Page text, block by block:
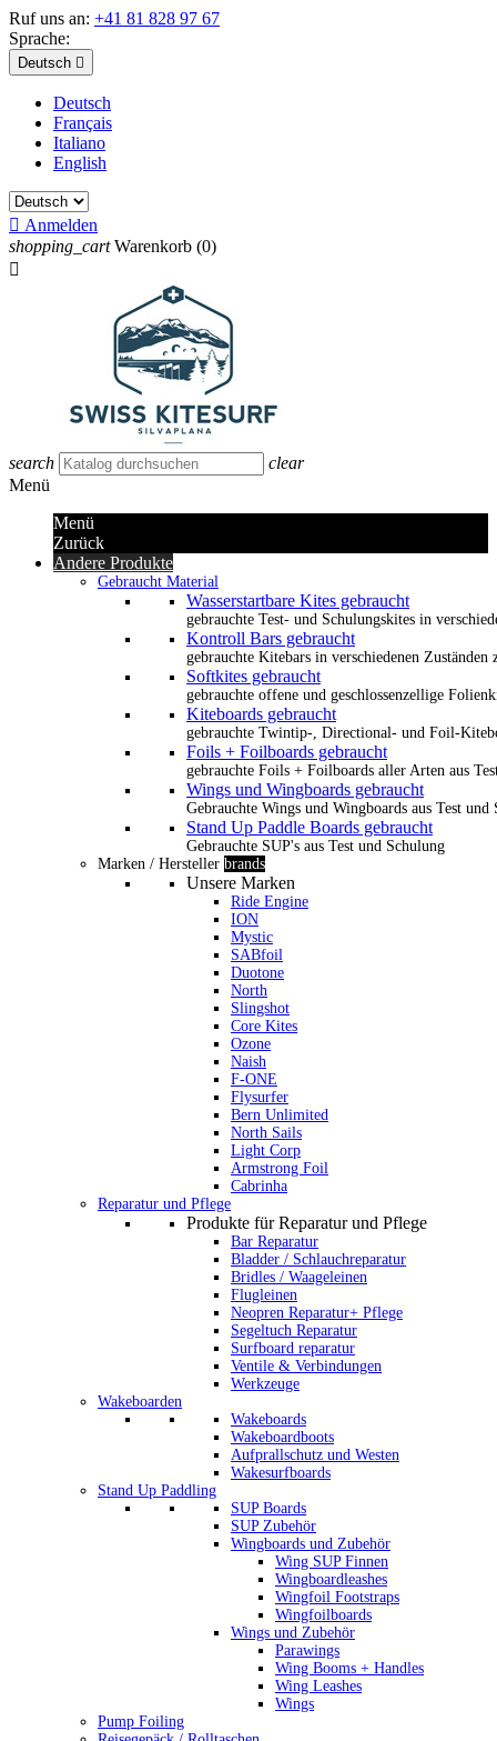
Ruf uns an: +41 81 828 97 67
Sprache:
Deutsch 
Deutsch
Français
Italiano
English
 Anmelden
shopping_cart Warenkorb (0)

search
clear
Menü
Menü
Zurück
Andere Produkte
Gebraucht Material
Wasserstartbare Kites gebraucht
gebrauchte Test- und Schulungskites in
Kontroll Bars gebraucht
gebrauchte Kitebars in verschiedenen Zuständen
Softkites gebraucht
gebrauchte offene und geschlossenzellige
Kiteboards gebraucht
gebrauchte Twintip-, Directional- und Foil-
Foils + Foilboards gebraucht
gebrauchte Foils + Foilboards aller Arten aus
Wings und Wingboards gebraucht
Gebrauchte Wings und Wingboards aus Test und
Stand Up Paddle Boards gebraucht
Gebrauchte SUP's aus Test und Schulung
Marken / Hersteller brands
Unsere Marken
Ride Engine
ION
Mystic
SABfoil
Duotone
North
Slingshot
Core Kites
Ozone
Naish
F-ONE
Flysurfer
Bern Unlimited
North Sails
Light Corp
Armstrong Foil
Cabrinha
Reparatur und Pflege
Produkte für Reparatur und Pflege
Bar Reparatur
Bladder / Schlauchreparatur
Bridles / Waageleinen
Flugleinen
Neopren Reparatur+ Pflege
Segeltuch Reparatur
Surfboard reparatur
Ventile & Verbindungen
Werkzeuge
Wakeboarden
Wakeboards
Wakeboardboots
Aufprallschutz und Westen
Wakesurfboards
Stand Up Paddling
SUP Boards
SUP Zubehör
Wingboards und Zubehör
Wing SUP Finnen
Wingboardleashes
Wingfoil Footstraps
Wingfoilboards
Wings und Zubehör
Parawings
Wing Booms + Handles
Wing Leashes
Wings
Pump Foiling